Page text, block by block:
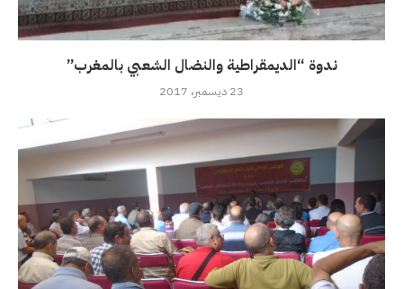
ندوة “الديمقراطية والنضال الشعبي بالمغرب”
23 ديسمبر، 2017